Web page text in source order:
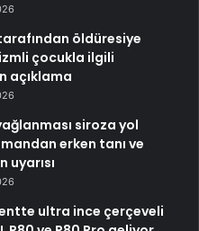
öldüresiye
çocukla ilgili
açıklama
siroza yol
erken tanı ve
uyarısı
ultra ince çerçeveli